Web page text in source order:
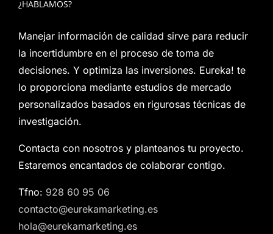
¿HABLAMOS?
Manejar información de calidad sirve para reducir
la incertidumbre en el proceso de toma de
decisiones. Y optimiza las inversiones. Eureka! te
lo proporciona mediante estudios de mercado
personalizados basados en rigurosas técnicas de
investigación.
Contacta con nosotros y planteanos tu proyecto.
Estaremos encantados de colaborar contigo.
Tfno: 928 60 95 06
contacto@eurekamarketing.es
hola@eurekamarketing.es